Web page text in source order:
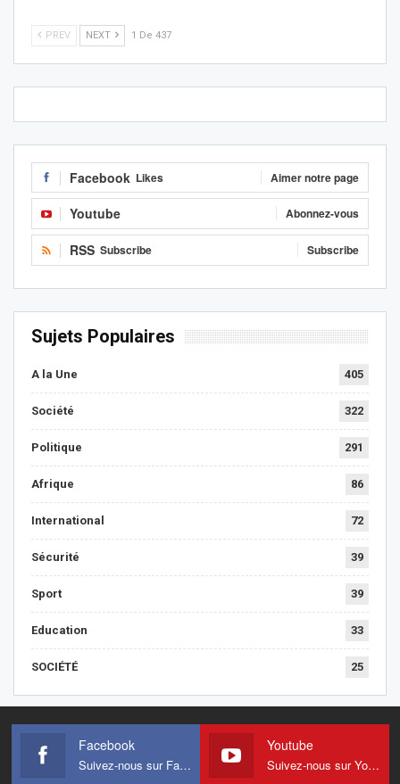
PREV NEXT 1 De 437
Facebook Likes Aimer notre page
Youtube Abonnez-vous
RSS Subscribe Subscribe
Sujets Populaires
A la Une 405
Société 322
Politique 291
Afrique 86
International 72
Sécurité 39
Sport 39
Education 33
SOCIÉTÉ 25
Facebook
Suivez-nous sur Facebook
Youtube
Suivez-nous sur Youtube